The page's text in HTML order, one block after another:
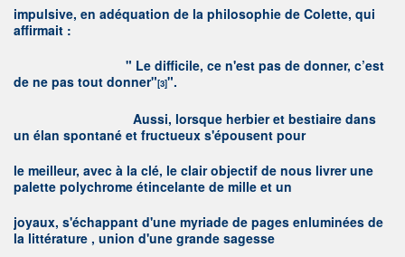
impulsive, en adéquation de la philosophie de Colette, qui
affirmait :
" Le difficile, ce n'est pas de donner, c’est
de ne pas tout donner"[3]".
Aussi, lorsque herbier et bestiaire dans
un élan spontané et fructueux s'épousent pour
le meilleur, avec à la clé, le clair objectif de nous livrer une
palette polychrome étincelante de mille et un
joyaux, s'échappant d'une myriade de pages enluminées de
la littérature , union d'une grande sagesse